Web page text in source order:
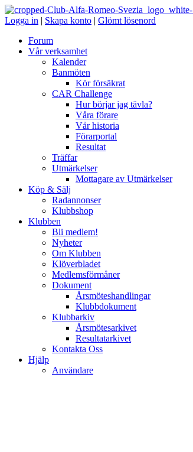
Logga in | Skapa konto | Glömt lösenord
Forum
Vår verksamhet
Kalender
Banmöten
Kör försäkrat
CAR Challenge
Hur börjar jag tävla?
Våra förare
Vår historia
Förarportal
Resultat
Träffar
Utmärkelser
Mottagare av Utmärkelser
Köp & Sälj
Radannonser
Klubbshop
Klubben
Bli medlem!
Nyheter
Om Klubben
Klöverbladet
Medlemsförmåner
Dokument
Årsmöteshandlingar
Klubbdokument
Klubbarkiv
Årsmötesarkivet
Resultatarkivet
Kontakta Oss
Hjälp
Användare